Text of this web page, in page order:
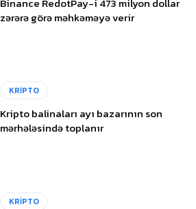
zərərə görə məhkəməyə verir
KRİPTO
Kripto balinaları ayı bazarının son
mərhələsində toplanır
KRİPTO